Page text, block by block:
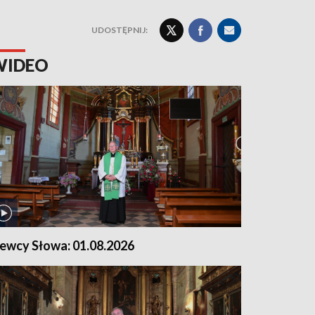
UDOSTĘPNIJ:
Słowa: 01.08.2026